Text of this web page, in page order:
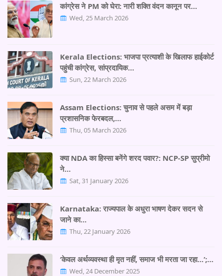
कांग्रेस ने PM को घेरा: नारी शक्ति वंदन कानून पर…
Wed, 25 March 2026
Kerala Elections: भाजपा प्रत्याशी के खिलाफ हाईकोर्ट
पहुंची कांग्रेस, सांप्रदायिक…
Sun, 22 March 2026
Assam Elections: चुनाव से पहले असम में बड़ा
प्रशासनिक फेरबदल,…
Thu, 05 March 2026
क्या NDA का हिस्सा बनेंगे शरद पवार?: NCP-SP सुप्रीमो
ने…
Sat, 31 January 2026
Karnataka: राज्यपाल के अधुरा भाषण देकर सदन से
जाने का…
Thu, 22 January 2026
‘केवल अर्थव्यवस्था ही मृत नहीं, समाज भी मरता जा रहा…’;…
Wed, 24 December 2025